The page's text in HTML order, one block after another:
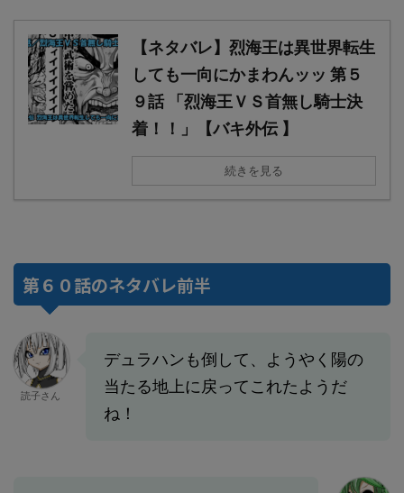
【ネタバレ】烈海王は異世界転生
しても一向にかまわんッッ 第５
９話 「烈海王ＶＳ首無し騎士決
着！！」【バキ外伝 】
続きを見る
第６０話のネタバレ前半
読子さん
デュラハンも倒して、ようやく陽の
当たる地上に戻ってこれたようだ
ね！